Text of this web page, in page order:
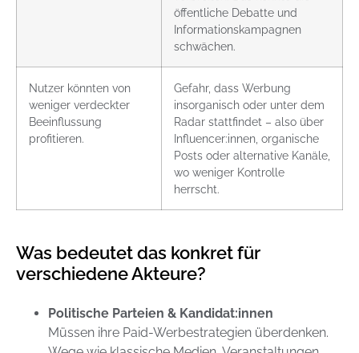
öffentliche Debatte und
Informationskampagnen
schwächen.
Nutzer könnten von
weniger verdeckter
Beeinflussung
profitieren.
Gefahr, dass Werbung
insorganisch oder unter dem
Radar stattfindet – also über
Influencer:innen, organische
Posts oder alternative Kanäle,
wo weniger Kontrolle
herrscht.
Was bedeutet das konkret für
verschiedene Akteure?
Politische Parteien & Kandidat:innen
Müssen ihre Paid-Werbestrategien überdenken.